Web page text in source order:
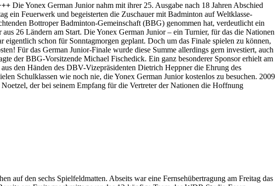
Die Yonex German Junior nahm mit ihrer 25. Ausgabe nach 18 Jahren Abschied
ein Feuerwerk und begeisterten die Zuschauer mit Badminton auf Weltklasse-
Bottroper Badminton-Gemeinschaft (BBG) genommen hat, verdeutlicht ein
26 Ländern am Start. Die Yonex German Junior – ein Turnier, für das die Nationen
schon für Sonntagmorgen geplant. Doch um das Finale spielen zu können,
Für das German Junior-Finale wurde diese Summe allerdings gern investiert, auch
der BBG-Vorsitzende Michael Fischedick. Ein ganz besonderer Sponsor erhielt am
den Händen des DBV-Vizepräsidenten Dietrich Heppner die Ehrung des
Schulklassen wie noch nie, die Yonex German Junior kostenlos zu besuchen. 2009
der bei seinem Empfang für die Vertreter der Nationen die Hoffnung
auf den sechs Spielfeldmatten. Abseits war eine Fernsehübertragung am Freitag das